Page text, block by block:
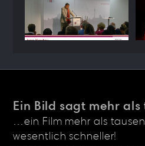
FILME FÜR EVENTS &
Ein Bild sagt mehr
…ein Film mehr als
wesentlich schneller!